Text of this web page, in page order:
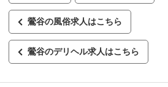
鶯谷の風俗求人はこちら
鶯谷のデリヘル求人はこちら